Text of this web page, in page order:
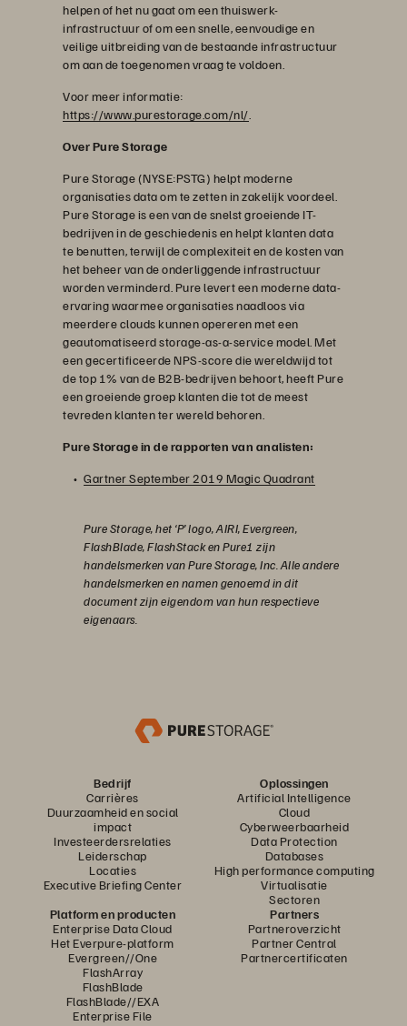
helpen of het nu gaat om een thuiswerk-
infrastructuur of om een snelle, eenvoudige en
veilige uitbreiding van de bestaande infrastructuur
om aan de toegenomen vraag te voldoen.
Voor meer informatie:
https://www.purestorage.com/nl/
Over Pure Storage
Pure Storage (NYSE:PSTG) helpt moderne
organisaties data om te zetten in zakelijk voordeel.
Pure Storage is een van de snelst groeiende IT-
bedrijven in de geschiedenis en helpt klanten data
te benutten, terwijl de complexiteit en de kosten van
het beheer van de onderliggende infrastructuur
worden verminderd. Pure levert een moderne data-
ervaring waarmee organisaties naadloos via
meerdere clouds kunnen opereren met een
geautomatiseerd storage-as-a-service model. Met
een gecertificeerde NPS-score die wereldwijd tot
de top 1% van de B2B-bedrijven behoort, heeft Pure
een groeiende groep klanten die tot de meest
tevreden klanten ter wereld behoren.
Pure Storage in de rapporten van analisten:
Gartner September 2019 Magic Quadrant
Pure Storage, het ‘P’ logo, AIRI, Evergreen,
FlashBlade, FlashStack en Pure1 zijn
handelsmerken van Pure Storage, Inc. Alle andere
handelsmerken en namen genoemd in dit
document zijn eigendom van hun respectieve
eigenaars.
Bedrijf
Carrières
Duurzaamheid en social
impact
Investeerdersrelaties
Leiderschap
Locaties
Executive Briefing Center
Oplossingen
Artificial Intelligence
Cloud
Cyberweerbaarheid
Data Protection
Databases
High performance computing
Virtualisatie
Sectoren
Platform en producten
Enterprise Data Cloud
Het Everpure-platform
Evergreen//One
FlashArray
FlashBlade
FlashBlade//EXA
Enterprise File
Partners
Partneroverzicht
Partner Central
Partnercertificaten